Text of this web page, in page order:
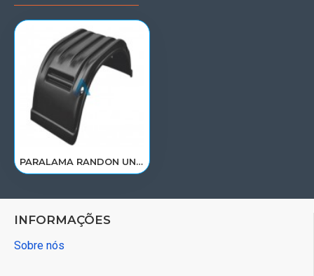
PARALAMA RANDON UNIVERSAL 4A EIXO 208008575/008054
INFORMAÇÕES
Sobre nós